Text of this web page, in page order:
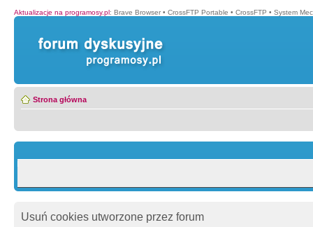
Aktualizacje na programosy.pl: Brave Browser • CrossFTP Portable • CrossFTP • System
Strona główna
Usuń cookies utworzone przez forum